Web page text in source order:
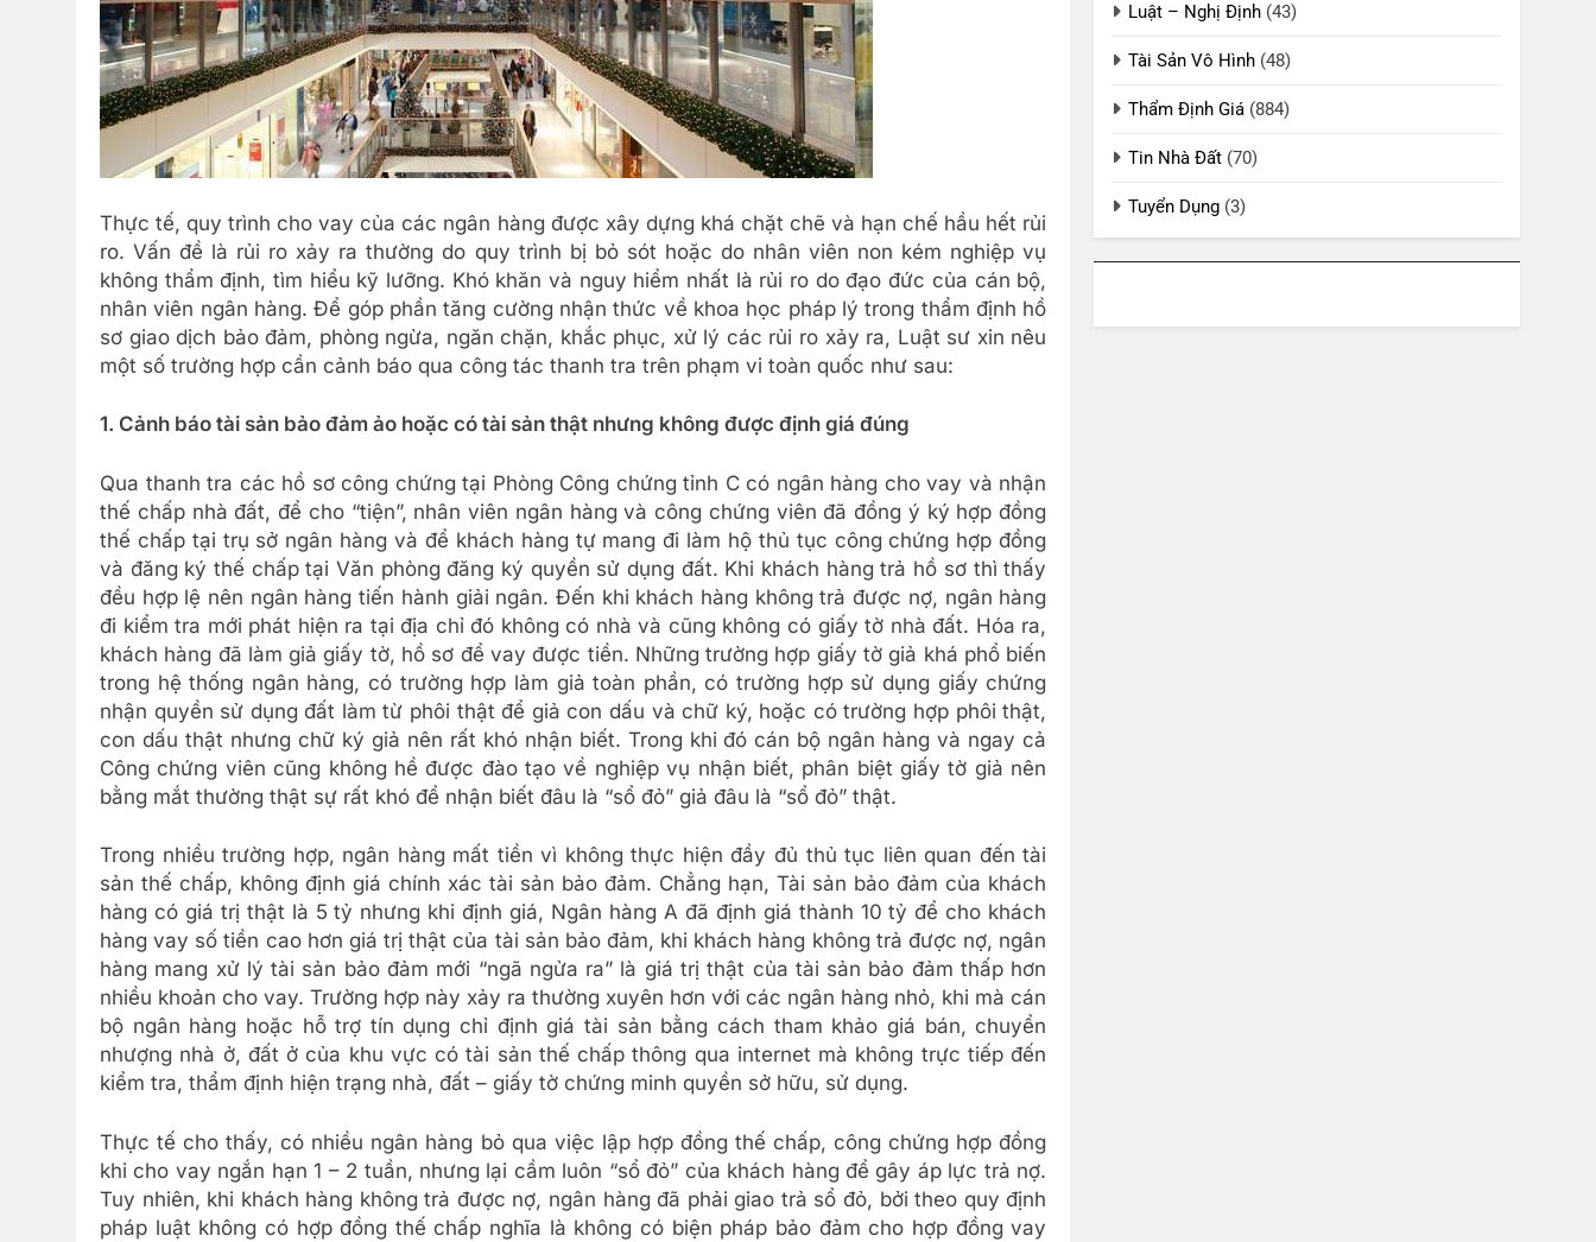
Thực tế, quy trình cho vay của các ngân hàng được xây dựng khá chặt chẽ và hạn chế hầu hết rủi
ro. Vấn đề là rủi ro xảy ra thường do quy trình bị bỏ sót hoặc do nhân viên non kém nghiệp vụ
không thẩm định, tìm hiểu kỹ lưỡng. Khó khăn và nguy hiểm nhất là rủi ro do đạo đức của cán bộ,
nhân viên ngân hàng. Để góp phần tăng cường nhận thức về khoa học pháp lý trong thẩm định hồ
sơ giao dịch bảo đảm, phòng ngừa, ngăn chặn, khắc phục, xử lý các rủi ro xảy ra, Luật sư xin nêu
một số trường hợp cần cảnh báo qua công tác thanh tra trên phạm vi toàn quốc như sau:
1. Cảnh báo tài sản bảo đảm ảo hoặc có tài sản thật nhưng không được định giá đúng
Qua thanh tra các hồ sơ công chứng tại Phòng Công chứng tỉnh C có ngân hàng cho vay và nhận
thế chấp nhà đất, để cho “tiện”, nhân viên ngân hàng và công chứng viên đã đồng ý ký hợp đồng
thế chấp tại trụ sở ngân hàng và để khách hàng tự mang đi làm hộ thủ tục công chứng hợp đồng
và đăng ký thế chấp tại Văn phòng đăng ký quyền sử dụng đất. Khi khách hàng trả hồ sơ thì thấy
đều hợp lệ nên ngân hàng tiến hành giải ngân. Đến khi khách hàng không trả được nợ, ngân hàng
đi kiểm tra mới phát hiện ra tại địa chỉ đó không có nhà và cũng không có giấy tờ nhà đất. Hóa ra,
khách hàng đã làm giả giấy tờ, hồ sơ để vay được tiền. Những trường hợp giấy tờ giả khá phổ biến
trong hệ thống ngân hàng, có trường hợp làm giả toàn phần, có trường hợp sử dụng giấy chứng
nhận quyền sử dụng đất làm từ phôi thật để giả con dấu và chữ ký, hoặc có trường hợp phôi thật,
con dấu thật nhưng chữ ký giả nên rất khó nhận biết. Trong khi đó cán bộ ngân hàng và ngay cả
Công chứng viên cũng không hề được đào tạo về nghiệp vụ nhận biết, phân biệt giấy tờ giả nên
bằng mắt thường thật sự rất khó để nhận biết đâu là “sổ đỏ” giả đâu là “sổ đỏ” thật.
Trong nhiều trường hợp, ngân hàng mất tiền vì không thực hiện đầy đủ thủ tục liên quan đến tài
sản thế chấp, không định giá chính xác tài sản bảo đảm. Chẳng hạn, Tài sản bảo đảm của khách
hàng có giá trị thật là 5 tỷ nhưng khi định giá, Ngân hàng A đã định giá thành 10 tỷ để cho khách
hàng vay số tiền cao hơn giá trị thật của tài sản bảo đảm, khi khách hàng không trả được nợ, ngân
hàng mang xử lý tài sản bảo đảm mới “ngã ngửa ra” là giá trị thật của tài sản bảo đảm thấp hơn
nhiều khoản cho vay. Trường hợp này xảy ra thường xuyên hơn với các ngân hàng nhỏ, khi mà cán
bộ ngân hàng hoặc hỗ trợ tín dụng chỉ định giá tài sản bằng cách tham khảo giá bán, chuyển
nhượng nhà ở, đất ở của khu vực có tài sản thế chấp thông qua internet mà không trực tiếp đến
kiểm tra, thẩm định hiện trạng nhà, đất – giấy tờ chứng minh quyền sở hữu, sử dụng.
Thực tế cho thấy, có nhiều ngân hàng bỏ qua việc lập hợp đồng thế chấp, công chứng hợp đồng
khi cho vay ngắn hạn 1 – 2 tuần, nhưng lại cầm luôn “sổ đỏ” của khách hàng để gây áp lực trả nợ.
Tuy nhiên, khi khách hàng không trả được nợ, ngân hàng đã phải giao trả sổ đỏ, bởi theo quy định
pháp luật không có hợp đồng thế chấp nghĩa là không có biện pháp bảo đảm cho hợp đồng vay
Luật – Nghị Định (43)
Tài Sản Vô Hình (48)
Thẩm Định Giá (884)
Tin Nhà Đất (70)
Tuyển Dụng (3)